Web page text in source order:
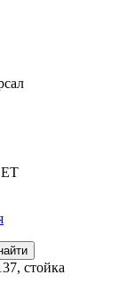
, стойка